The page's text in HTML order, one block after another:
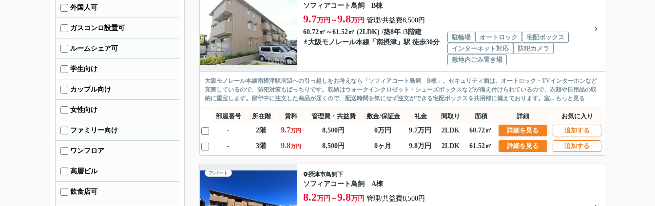
ソフィアコート鳥飼 B棟
9.7万円～9.8万円 管理/共益費8,500円
60.72㎡～61.52㎡ (2LDK) /築8年 /3階建
大阪モノレール本線 「 南摂津 」駅 徒歩30分
駐輪場 オートロック
宅配ボックス
インターネット対応
防犯カメラ
敷地内ごみ置き場
大阪モノレール本線南摂津駅周辺への引っ越しをお考えなら「ソフィアコート鳥飼 B棟」。セキュリティ面は、オートロック・TVインターホンなど
充実しているので、防犯対策もばっちりです。収納はウォークインクロゼット・シューズボックスなどが備え付けられているので、衣類や日用品の収
納に重宝します。留守中に注文した商品が届くので、配送時間を気にせず注文ができる宅配ボックスを共用部に備えております。室... もっと見る
部屋番号 所在階 賃料 管理費・共益費 敷金/保証金 礼金 間取り 面積 詳細
お気に入り
-
2階 9.7万円 8,500円 0万円 9.7万円 2LDK 60.72㎡ 詳細を見る 追加する
- 3階 9.8万円 8,500円 0ヶ月 9.8万円 2LDK 61.52㎡ 詳細を見る 追加する
アパート 摂津市鳥飼下
ソフィアコート鳥飼 A棟
8.2万円～9.8万円 管理/共益費8,500円
外国人可
ガスコンロ設置可
ルームシェア可
学生向け
カップル向け
女性向け
ファミリー向け
ワンフロア
高層ビル
飲食店可